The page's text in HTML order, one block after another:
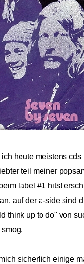
heute meistens
teil meiner
label #1 hits!
auf der a-side sind
think up to do" von
sicherlich einige